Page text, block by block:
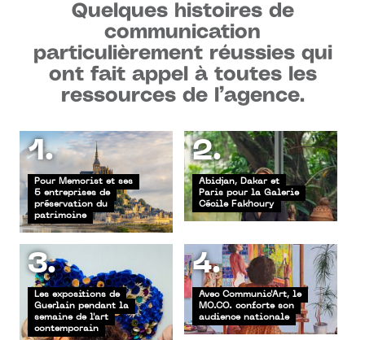
Quelques histoires de
communication
particulièrement réussies qui
ont fait appel à toutes les
ressources de l’agence.
1.
Pour Memorist et ses
5 entreprises de
préservation du
patrimoine
2.
Abidjan, Dakar et
Paris pour la Galerie
Cécile Fakhoury
3.
Les expositions de
Guerlain pendant la
semaine de l'art
contemporain
4.
Avec Communic'Art, le
MO.CO. conforte son
audience nationale